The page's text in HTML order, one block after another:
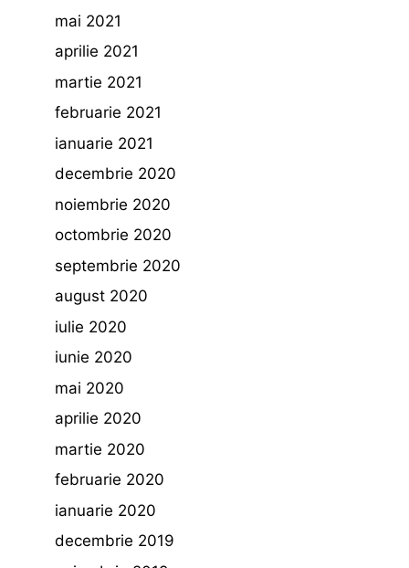
mai 2021
aprilie 2021
martie 2021
februarie 2021
ianuarie 2021
decembrie 2020
noiembrie 2020
octombrie 2020
septembrie 2020
august 2020
iulie 2020
iunie 2020
mai 2020
aprilie 2020
martie 2020
februarie 2020
ianuarie 2020
decembrie 2019